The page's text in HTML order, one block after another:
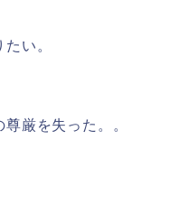
い。
厳を失った。。